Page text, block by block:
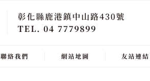
彰化縣鹿港鎮中山路430號
TEL. 04 7779899
聯絡我們 網站地圖 友站連結